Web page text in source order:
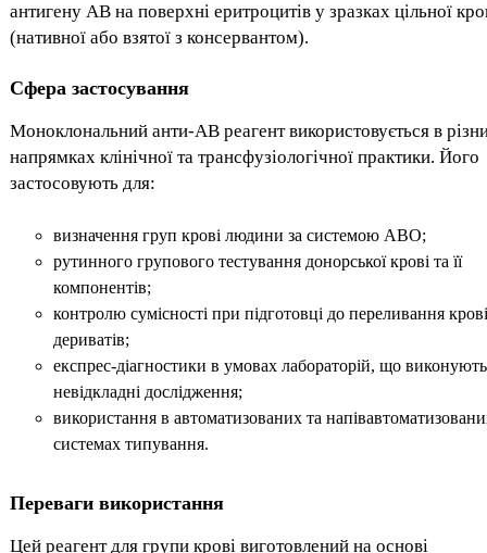
антигену АВ на поверхні еритроцитів у зразках цільної
(нативної або взятої з консервантом).
Сфера застосування
Моноклональний анти-АВ реагент використовується в
напрямках клінічної та трансфузіологічної практики. Його
застосовують для:
визначення груп крові людини за системою АВО;
рутинного групового тестування донорської крові та її
компонентів;
контролю сумісності при підготовці до переливання крові
дериватів;
експрес-діагностики в умовах лабораторій, що виконують
невідкладні дослідження;
використання в автоматизованих та
системах типування.
Переваги використання
Цей реагент для групи крові виготовлений на основі